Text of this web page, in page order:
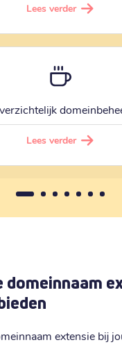
Lees verder
Lees verder
domeinnaam
extensie bij